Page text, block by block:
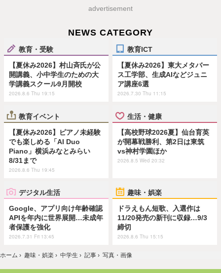
advertisement
NEWS CATEGORY
教育・受験
【夏休み2026】村山斉氏が公
開講義、小中学生のための大
学講義スクール9月開校
2026.8.6 Thu 19:15
教育ICT
【夏休み2026】東大メタバー
ス工学部、生成AIなどジュニ
ア講座6選
2026.7.30 Thu 11:15
教育イベント
【夏休み2026】ピアノ未経験
でも楽しめる「AI Duo
Piano」横浜みなとみらい
8/31まで
2026.8.6 Thu 19:45
生活・健康
【高校野球2026夏】仙台育英
が開幕戦勝利、第2日は東筑
vs神村学園ほか
2026.8.5 Wed 20:32
デジタル生活
Google、アプリ向け年齢確認
APIを年内に世界展開…未成年
者保護を強化
2026.7.31 Fri 13:45
趣味・娯楽
ドラえもん短歌、入選作は
11/20発売の新刊に収録…9/3
締切
2026.8.6 Thu 15:15
ホーム › 趣味・娯楽 › 中学生 › 記事 › 写真・画像